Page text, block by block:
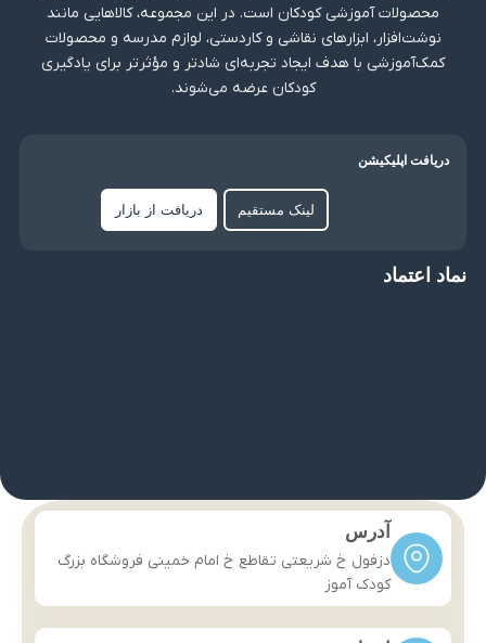
محصولات آموزشی کودکان است. در این مجموعه، کالاهایی مانند
نوشت‌افزار، ابزارهای نقاشی و کاردستی، لوازم مدرسه و محصولات
کمک‌آموزشی با هدف ایجاد تجربه‌ای شادتر و مؤثرتر برای یادگیری
کودکان عرضه می‌شوند.
دریافت اپلیکیشن
لینک مستقیم دریافت از بازار
نماد اعتماد
آدرس
دزفول خ شریعتی تقاطع خ امام خمینی فروشگاه بزرگ
کودک آموز